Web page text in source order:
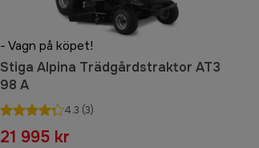
- Vagn på köpet!
Stiga Alpina Trädgårdstraktor AT3
98 A
4.3 (3)
21 995 kr